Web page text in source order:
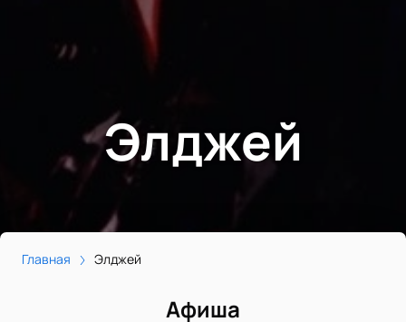
Элджей
Главная Элджей
Афиша